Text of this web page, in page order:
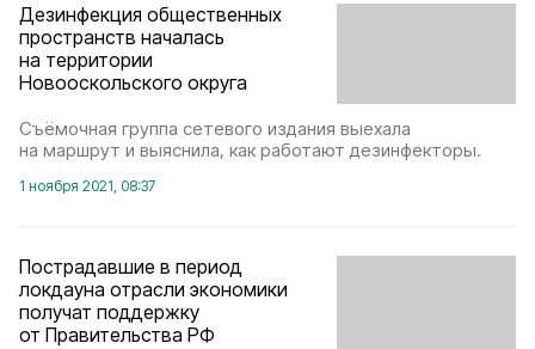
Дезинфекция общественных
пространств началась
на территории
Новооскольского округа
Съёмочная группа сетевого издания выехала
на маршрут и выяснила, как работают дезинфекторы.
1 ноября 2021, 08:37
Пострадавшие в период
локдауна отрасли экономики
получат поддержку
от Правительства РФ